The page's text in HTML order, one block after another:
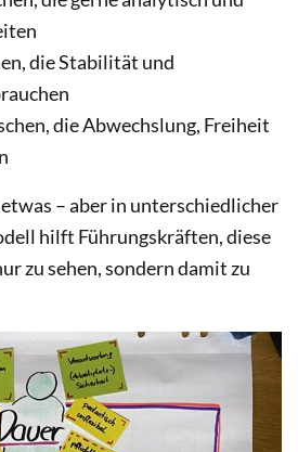
die Stabilität und
die Abwechslung, Freiheit
– aber in unterschiedlicher
hilft Führungskräften, diese
zu sehen, sondern damit zu